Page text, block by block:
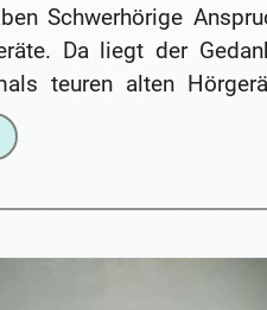
Schwerhörige
Da liegt der
teuren alten
Sie funktionieren